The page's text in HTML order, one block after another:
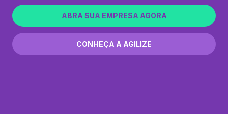
ABRA SUA EMPRESA AGORA
CONHEÇA A AGILIZE